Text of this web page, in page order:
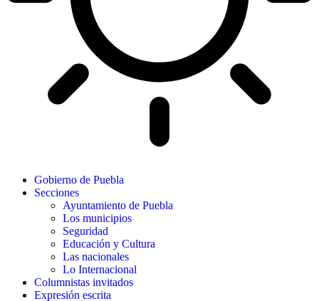
Gobierno de Puebla
Secciones
Ayuntamiento de Puebla
Los municipios
Seguridad
Educación y Cultura
Las nacionales
Lo Internacional
Columnistas invitados
Expresión escrita